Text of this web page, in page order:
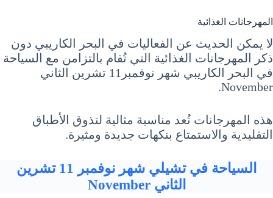
المهرجانات الغذائية
لا يمكن الحديث عن الفعاليات في البحر الكاريبي دون
ذكر المهرجانات الغذائية التي تُقام بالتزامن مع السياحة
في البحر الكاريبي شهر نوفمبر11 تشرين الثاني
November.
هذه المهرجانات تُعد مناسبة مثالية لتذوق الأطباق
التقليدية والاستمتاع بنكهات جديدة ومثيرة.
السياحة في تشيلي شهر نوفمبر 11 تشرين
الثاني November